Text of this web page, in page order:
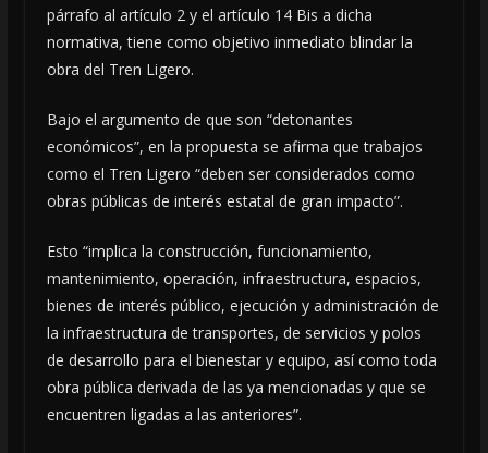
párrafo al artículo 2 y el artículo 14 Bis a dicha
normativa, tiene como objetivo inmediato blindar la
obra del Tren Ligero.
Bajo el argumento de que son “detonantes
económicos”, en la propuesta se afirma que trabajos
como el Tren Ligero “deben ser considerados como
obras públicas de interés estatal de gran impacto”.
Esto “implica la construcción, funcionamiento,
mantenimiento, operación, infraestructura, espacios,
bienes de interés público, ejecución y administración de
la infraestructura de transportes, de servicios y polos
de desarrollo para el bienestar y equipo, así como toda
obra pública derivada de las ya mencionadas y que se
encuentren ligadas a las anteriores”.